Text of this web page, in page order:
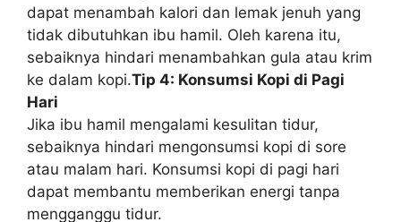
dapat menambah kalori dan lemak jenuh yang
tidak dibutuhkan ibu hamil. Oleh karena itu,
sebaiknya hindari menambahkan gula atau krim
ke dalam kopi.Tip 4: Konsumsi Kopi di Pagi
Hari
Jika ibu hamil mengalami kesulitan tidur,
sebaiknya hindari mengonsumsi kopi di sore
atau malam hari. Konsumsi kopi di pagi hari
dapat membantu memberikan energi tanpa
mengganggu tidur.